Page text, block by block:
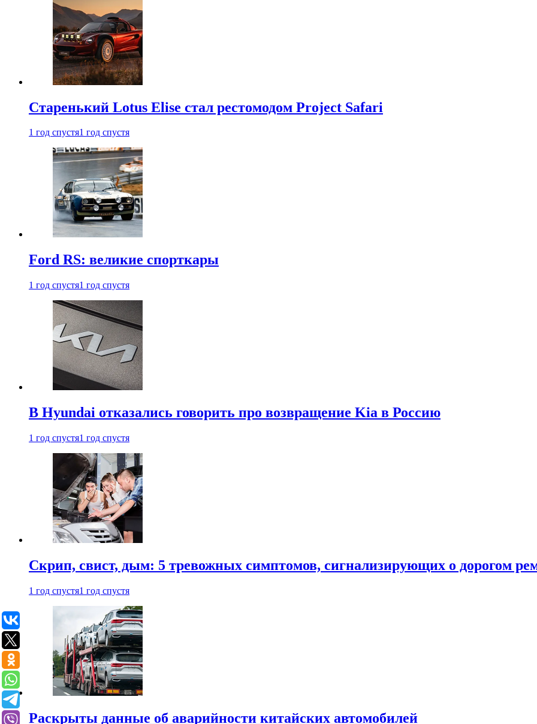
Старенький Lotus Elise стал рестомодом Project Safari
1 год спустя1 год спустя
Ford RS: великие спорткары
1 год спустя1 год спустя
В Hyundai отказались говорить про возвращение Kia в Россию
1 год спустя1 год спустя
Скрип, свист, дым: 5 тревожных симптомов, сигнализирующих о дорогом
1 год спустя1 год спустя
Раскрыты данные об аварийности китайских автомобилей